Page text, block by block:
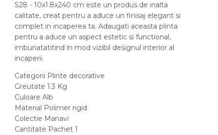
S28 - 10x1.8x240 cm este un produs de inalta
calitate, creat pentru a aduce un finisaj elegant si
complet in incaperea ta. Adaugati aceasta plinta
pentru a aduce un aspect estetic si functional,
imbunatatitind in mod vizibil designul interior al
incaperii.
Categorii Plinte decorative
Greutate 1.3 Kg
Culoare Alb
Material Polimer rigid
Colectie Manavi
Cantitate Pachet 1